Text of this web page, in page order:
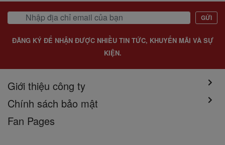
GỬI
ĐĂNG KÝ ĐỂ NHẬN ĐƯỢC NHIỀU TIN TỨC, KHUYẾN MÃI VÀ SỰ
KIỆN.
Giới thiệu công ty
Chính sách bảo mật
Fan Pages